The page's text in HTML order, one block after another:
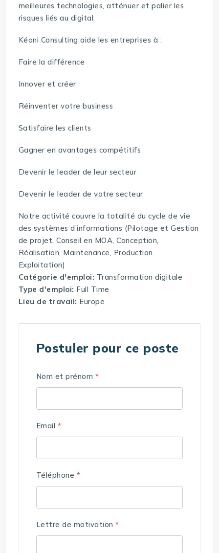
meilleures technologies, atténuer et palier les
risques liés au digital.
Kéoni Consulting aide les entreprises à :
Faire la différence
Innover et créer
Réinventer votre business
Satisfaire les clients
Gagner en avantages compétitifs
Devenir le leader de leur secteur
Devenir le leader de votre secteur
Notre activité couvre la totalité du cycle de vie
des systèmes d’informations (Pilotage et Gestion
de projet, Conseil en MOA, Conception,
Réalisation, Maintenance, Production
Exploitation)
Catégorie d'emploi: Transformation digitale
Type d'emploi: Full Time
Lieu de travail: Europe
Postuler pour ce poste
Nom et prénom *
Email *
Téléphone *
Lettre de motivation*